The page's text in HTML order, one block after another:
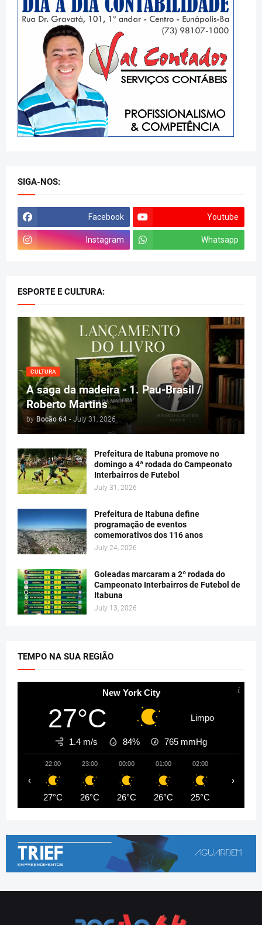
SIGA-NOS:
Facebook Youtube
Instagram Whatsapp
ESPORTE E CULTURA:
CULTURA
A saga da madeira - 1. Pau-Brasil /
Roberto Martins
by Bocão 64 - July 31, 2026
Prefeitura de Itabuna promove no
domingo a 4ª rodada do Campeonato
Interbairros de Futebol
July 31, 2026
Prefeitura de Itabuna define
programação de eventos
comemorativos dos 116 anos
July 24, 2026
Goleadas marcaram a 2º rodada do
Campeonato Interbairros de Futebol de
Itabuna
July 13, 2026
TEMPO NA SUA REGIÃO
New York City
27°C Limpo
1.4 m/s 84% 765 mmHg
22:00
27°C
23:00
26°C
00:00
26°C
01:00
26°C
02:00
25°C
‹ ›